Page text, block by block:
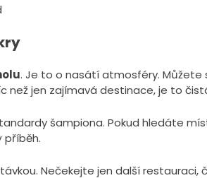
. Je to o nasátí atmosféry. Můžete
než jen zajímavá destinace, je to
šampiona. Pokud hledáte
příběh.
Nečekejte jen další restauraci,